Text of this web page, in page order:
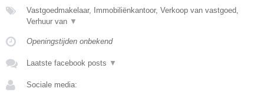
Vastgoedmakelaar, Immobiliënkantoor, Verkoop van vastgoed,
Verhuur van ▼
Openingstijden onbekend
Laatste facebook posts ▼
Sociale media: